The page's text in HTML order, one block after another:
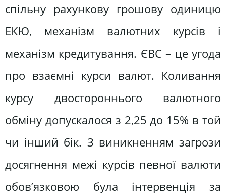
спільну рахункову грошову одиницю
ЕКЮ, механізм валютних курсів і
механізм кредитування. ЄВС – це угода
про взаємні курси валют. Коливання
курсу двостороннього валютного
обміну допускалося з 2,25 до 15% в той
чи інший бік. З виникненням загрози
досягнення межі курсів певної валюти
обов’язковою була інтервенція за